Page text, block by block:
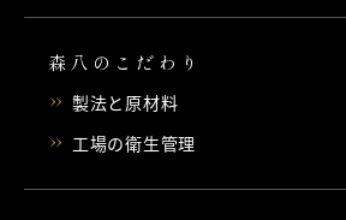
森八のこだわり
製法と原材料
工場の衛生管理